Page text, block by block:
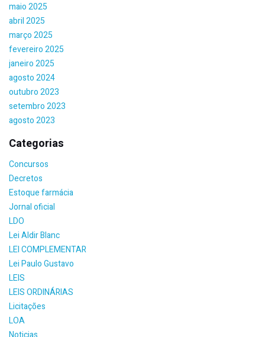
maio 2025
abril 2025
março 2025
fevereiro 2025
janeiro 2025
agosto 2024
outubro 2023
setembro 2023
agosto 2023
Categorias
Concursos
Decretos
Estoque farmácia
Jornal oficial
LDO
Lei Aldir Blanc
LEI COMPLEMENTAR
Lei Paulo Gustavo
LEIS
LEIS ORDINÁRIAS
Licitações
LOA